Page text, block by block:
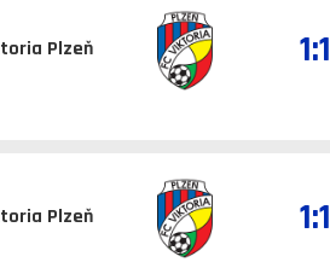
Plzeň 1:1
Plzeň 1:1